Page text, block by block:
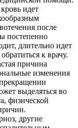
идет
после
постепенно
длительно идет
к врачу.
причина
изменения
выделяться во
физической
другие